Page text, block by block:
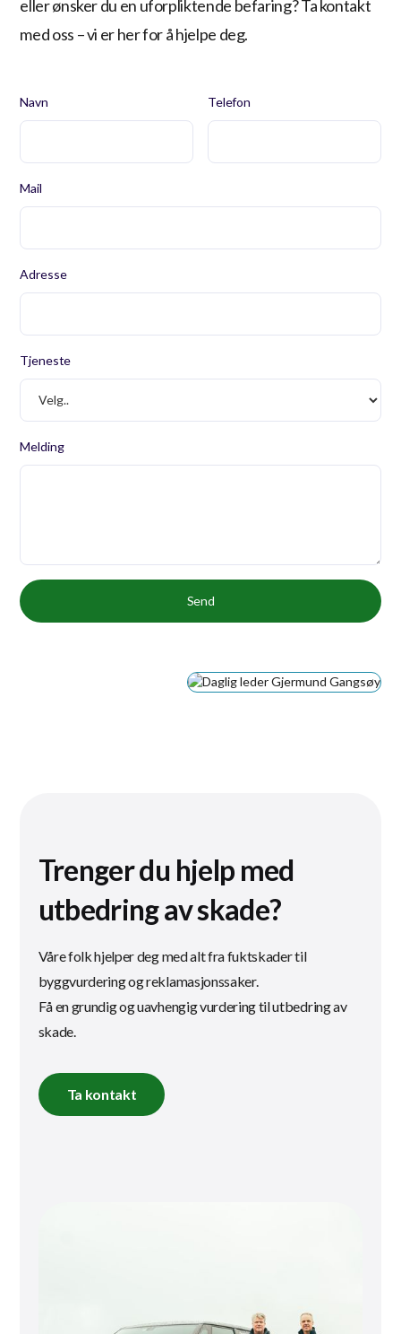
eller ønsker du en uforpliktende befaring? Ta kontakt
med oss – vi er her for å hjelpe deg.
Navn Telefon
Mail
Adresse
Tjeneste
Melding
Trenger du hjelp med
utbedring av skade?
Våre folk hjelper deg med alt fra fuktskader til
byggvurdering og reklamasjonssaker.
Få en grundig og uavhengig vurdering til utbedring av
skade.
Ta kontakt